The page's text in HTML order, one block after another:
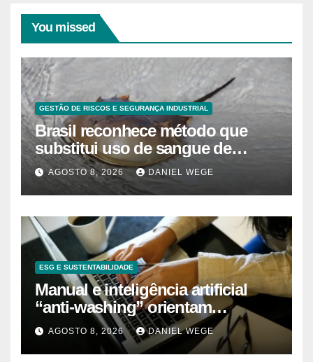
You missed
GESTÃO DE RISCOS E SEGURANÇA INDUSTRIAL
Brasil reconhece método que
substitui uso de sangue de
caranguejo-ferradura em testes
farmacêuticos
AGOSTO 8, 2026 DANIEL WEGE
ESG E SUSTENTABILIDADE
Manual e inteligência artificial
“anti-washing” orientam
empresas
AGOSTO 8, 2026 DANIEL WEGE